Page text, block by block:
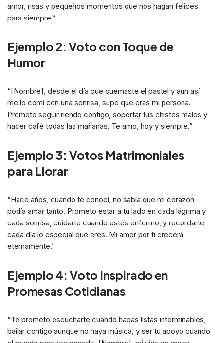
amor, risas y pequeños momentos que nos hagan felices
para siempre.”
Ejemplo 2: Voto con Toque de
Humor
“[Nombre], desde el día que quemaste el pastel y aun así
me lo comí con una sonrisa, supe que eras mi persona.
Prometo seguir riendo contigo, soportar tus chistes malos y
hacer café todas las mañanas. Te amo, hoy y siempre.”
Ejemplo 3: Votos Matrimoniales
para Llorar
“Hace años, cuando te conocí, no sabía que mi corazón
podía amar tanto. Prometo estar a tu lado en cada lágrima y
cada sonrisa, cuidarte cuando estés enfermo, y recordarte
cada día lo especial que eres. Mi amor por ti crecerá
eternamente.”
Ejemplo 4: Voto Inspirado en
Promesas Cotidianas
“Te prometo escucharte cuando hagas listas interminables,
bailar contigo aunque no haya música, y ser tu apoyo cuando